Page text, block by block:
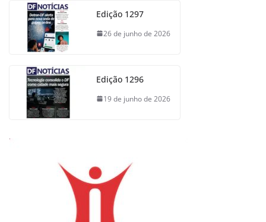
Edição 1297
26 de junho de 2026
Edição 1296
19 de junho de 2026